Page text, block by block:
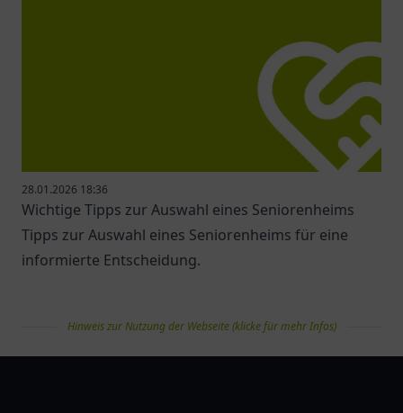
28.01.2026 18:36
Wichtige Tipps zur Auswahl eines Seniorenheims
Tipps zur Auswahl eines Seniorenheims für eine
informierte Entscheidung.
Hinweis zur Nutzung der Webseite (klicke für mehr Infos)